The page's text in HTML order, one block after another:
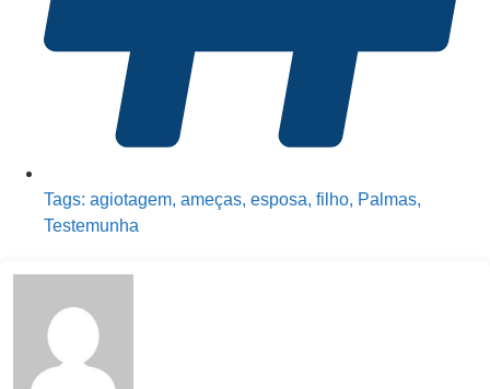
Tags: agiotagem, ameças, esposa, filho, Palmas,
Testemunha